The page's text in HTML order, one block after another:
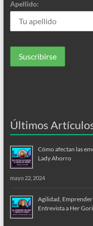
Apellido:
Últimos
Cómo afectan las
Lady Ahorro
mayo 22, 2024
Agilidad, Emprender
Entrevista a Her